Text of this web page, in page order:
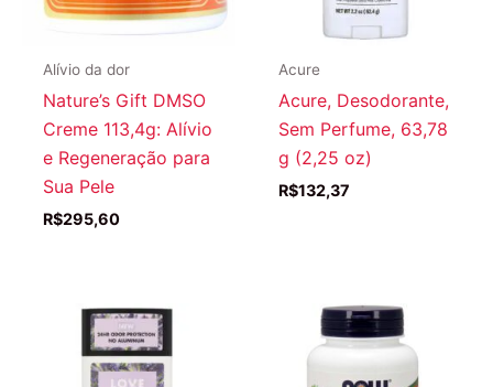
Alívio da dor
Nature’s Gift DMSO
Creme 113,4g: Alívio
e Regeneração para
Sua Pele
R$295,60
Acure
Acure, Desodorante,
Sem Perfume, 63,78
g (2,25 oz)
R$132,37